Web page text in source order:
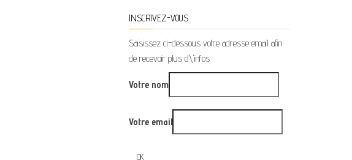
INSCRIVEZ-VOUS
Saisissez ci-dessous votre adresse email afin
de recevoir plus d\'infos
Votre nom
Votre email